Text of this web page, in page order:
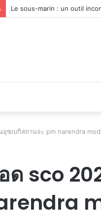
Le marché du véhicule
ซเบกิสถานจะ pm narendra
sco